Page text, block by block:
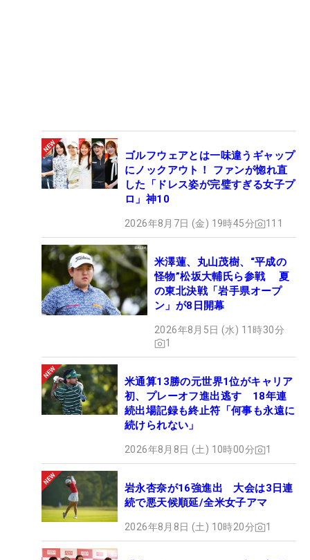
ゴルフウェアとは一味違うギャップ
にノックアウト！ ファンが惚れ直
した「ドレス姿が完璧すぎる女子プ
ロ」神10
2026年8月7日 (金) 19時45分 111
米澤蓮、丸山茂樹、“平成の
怪物”松坂大輔氏ら参戦 夏
の東北決戦「岩手県オープ
ン」が8日開幕
2026年8月5日 (水) 11時30分
1
米通算13勝の元世界1位がキャリア
初、プレーオフ進出逃す 18年連
続出場記録も終止符「何事も永遠に
続けられない」
2026年8月8日 (土) 10時00分 1
岩永杏奈が16強進出 大会は3日連
続で悪天候順延/全米女子アマ
2026年8月8日 (土) 10時20分 1